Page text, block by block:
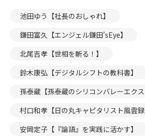
池田ゆう【社長のおしゃれ】
鎌田富久【エンジェル鎌田’sEye】
北尾吉孝【世相を斬る！】
鈴木康弘【デジタルシフトの教科書】
孫泰蔵【孫泰蔵のシリコンバレーエクス
村口和孝【日の丸キャピタリスト風雲録
安岡定子【『論語』を実践に活かす】